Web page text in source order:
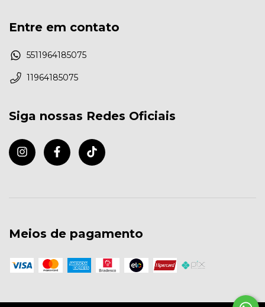
Entre em contato
5511964185075
11964185075
Siga nossas Redes Oficiais
Meios de pagamento